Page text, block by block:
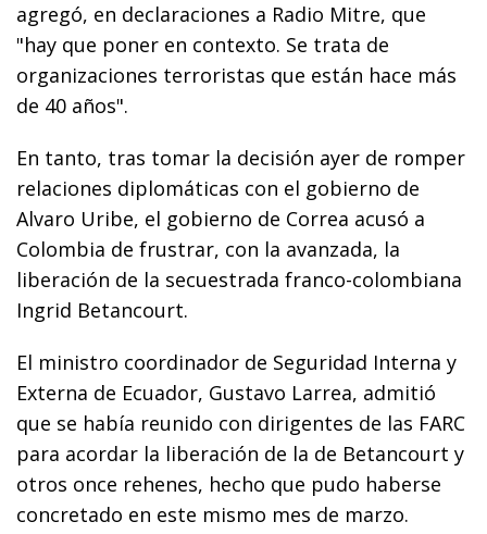
agregó, en declaraciones a Radio Mitre, que
"hay que poner en contexto. Se trata de
organizaciones terroristas que están hace más
de 40 años".
En tanto, tras tomar la decisión ayer de romper
relaciones diplomáticas con el gobierno de
Alvaro Uribe, el gobierno de Correa acusó a
Colombia de frustrar, con la avanzada, la
liberación de la secuestrada franco-colombiana
Ingrid Betancourt.
El ministro coordinador de Seguridad Interna y
Externa de Ecuador, Gustavo Larrea, admitió
que se había reunido con dirigentes de las FARC
para acordar la liberación de la de Betancourt y
otros once rehenes, hecho que pudo haberse
concretado en este mismo mes de marzo.